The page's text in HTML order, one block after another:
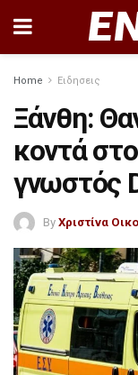
Home Ειδησεις
Ξάνθη:
κοντά
γνωστός
By Χριστίνα